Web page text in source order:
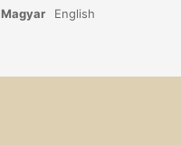
Magyar English